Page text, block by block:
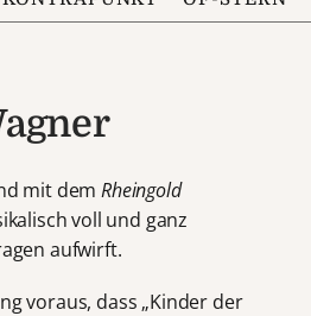
mit demRheingold
voll und ganz
aufwirft.
voraus, dass „Kinder der